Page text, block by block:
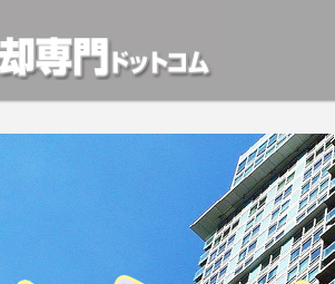
や開発等の「業者」が物件を買います。一般的
討中の方はお気軽にご相談ください。マンション